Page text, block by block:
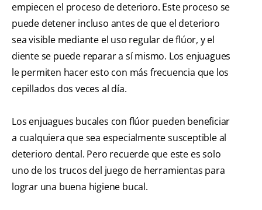
empiecen el proceso de deterioro. Este proceso se
puede detener incluso antes de que el deterioro
sea visible mediante el uso regular de flúor, y el
diente se puede reparar a sí mismo. Los enjuagues
le permiten hacer esto con más frecuencia que los
cepillados dos veces al día.
Los enjuagues bucales con flúor pueden beneficiar
a cualquiera que sea especialmente susceptible al
deterioro dental. Pero recuerde que este es solo
uno de los trucos del juego de herramientas para
lograr una buena higiene bucal.